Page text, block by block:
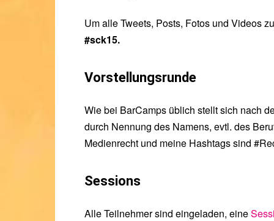
Um alle Tweets, Posts, Fotos und Videos
#sck15.
Vorstellungsrunde
Wie bei BarCamps üblich stellt sich nach
durch Nennung des Namens, evtl. des
Medienrecht und meine Hashtags sind
Sessions
Alle Teilnehmer sind eingeladen, eine